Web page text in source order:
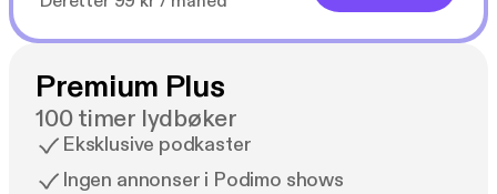
Premium Plus
100 timer lydbøker
Eksklusive podkaster
Ingen annonser i Podimo shows